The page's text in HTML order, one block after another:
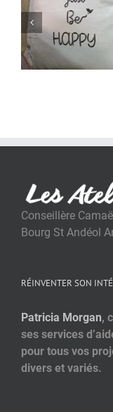
Conseillère
Bourg St Andéol
RÉINVENTER SON
Patricia Morgan,
ses services
pour tous vos
divers et variés.